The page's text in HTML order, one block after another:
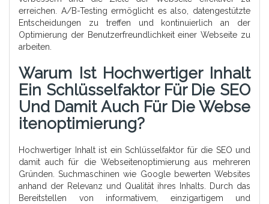
erreichen. A/B-Testing ermöglicht es also, datengestützte
Entscheidungen zu treffen und kontinuierlich an der
Optimierung der Benutzerfreundlichkeit einer Webseite zu
arbeiten.
Warum Ist Hochwertiger Inhalt
Ein Schlüsselfaktor Für Die SEO
Und Damit Auch Für Die Webse
Itenoptimierung?
Hochwertiger Inhalt ist ein Schlüsselfaktor für die SEO und
damit auch für die Webseitenoptimierung aus mehreren
Gründen. Suchmaschinen wie Google bewerten Websites
anhand der Relevanz und Qualität ihres Inhalts. Durch das
Bereitstellen von informativem, einzigartigem und